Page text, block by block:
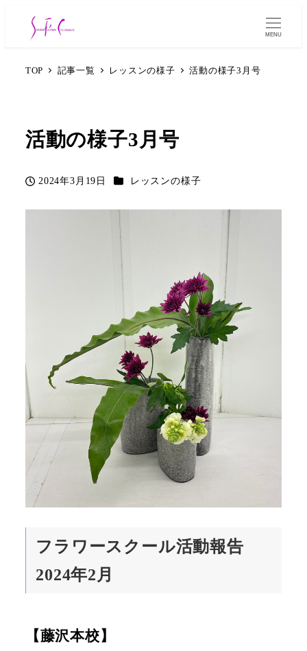
MENU
TOP 記事一覧 レッスンの様子 活動の様子3月号
活動の様子3月号
投稿日
2024年3月19日 カテゴリー
レッスンの様子
フラワースクール活動報告
2024年2月
【藤沢本校】